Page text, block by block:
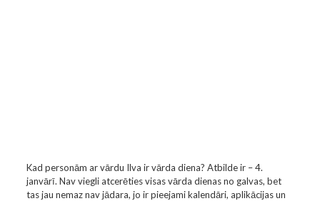
Kad personām ar vārdu Ilva ir vārda diena? Atbilde ir – 4.
janvārī. Nav viegli atcerēties visas vārda dienas no galvas, bet
tas jau nemaz nav jādara, jo ir pieejami kalendāri, aplikācijas un